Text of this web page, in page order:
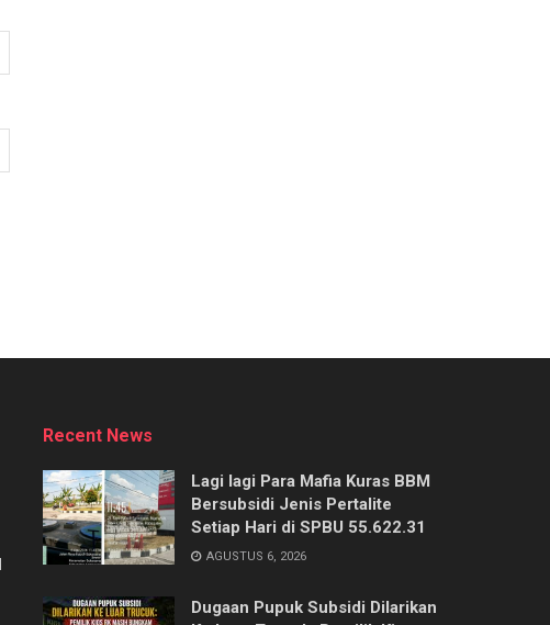
Recent News
Lagi lagi Para Mafia Kuras BBM
Bersubsidi Jenis Pertalite
Setiap Hari di SPBU 55.622.31
AGUSTUS 6, 2026
‎Dugaan Pupuk Subsidi Dilarikan